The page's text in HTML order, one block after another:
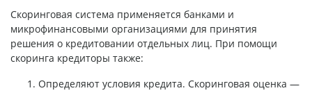
Скоринговая система применяется банками и
микрофинансовыми организациями для принятия
решения о кредитовании отдельных лиц. При помощи
скоринга кредиторы также:
Определяют условия кредита. Скоринговая оценка —